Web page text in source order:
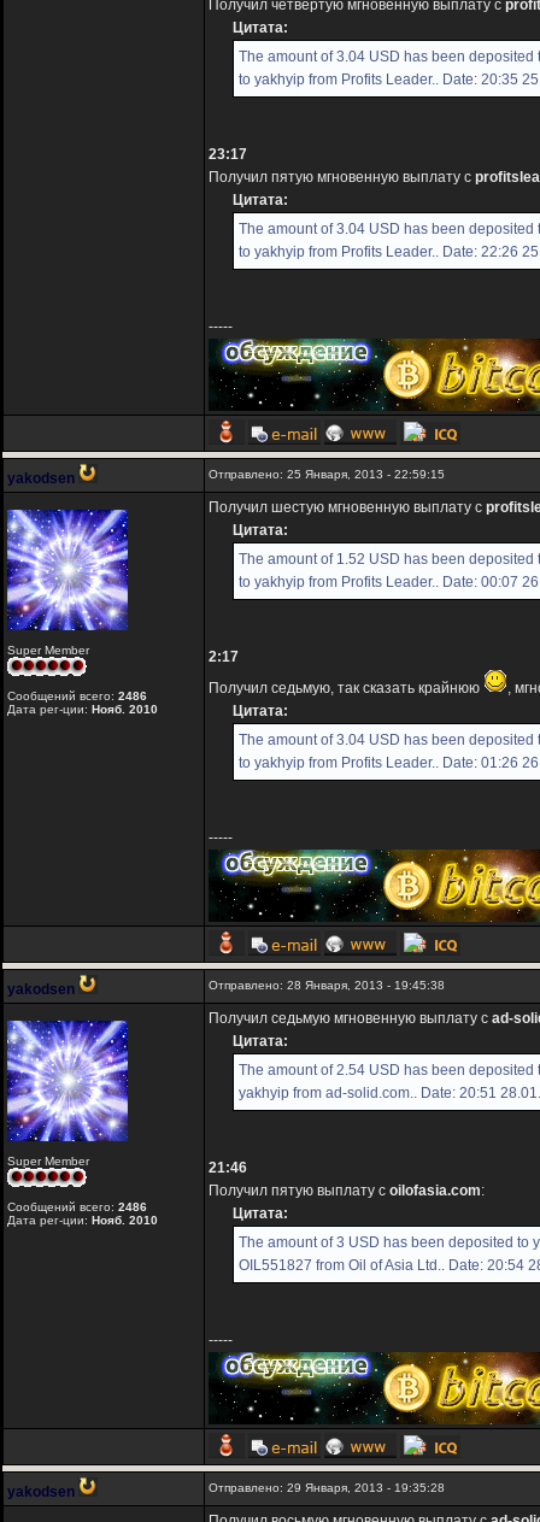
Получил четвёртую мгновенную выплату с
Цитата:
The amount of 3.04 USD has been
to yakhyip from Profits Leader.. Date: 20:35
23:17
Получил пятую мгновенную выплату с
Цитата:
The amount of 3.04 USD has been
to yakhyip from Profits Leader.. Date: 22:26
-----
yakodsen Отправлено: 25 Января, 2013 - 22:59:15
Super Member
Сообщений всего: 2486
Дата рег-ции: Нояб. 2010
Получил шестую мгновенную выплату с
Цитата:
The amount of 1.52 USD has been
to yakhyip from Profits Leader.. Date: 00:07
2:17
Получил седьмую, так сказать крайнюю
,
Цитата:
The amount of 3.04 USD has been
to yakhyip from Profits Leader.. Date: 01:26
-----
yakodsen Отправлено: 28 Января, 2013 - 19:45:38
Super Member
Сообщений всего: 2486
Дата рег-ции: Нояб. 2010
Получил седьмую мгновенную выплату с ad-
Цитата:
The amount of 2.54 USD has been
yakhyip from ad-solid.com.. Date: 20:51
21:46
Получил пятую выплату с oilofasia.com:
Цитата:
The amount of 3 USD has been deposited to
OIL551827 from Oil of Asia Ltd.. Date: 20:54
-----
yakodsen Отправлено: 29 Января, 2013 - 19:35:28